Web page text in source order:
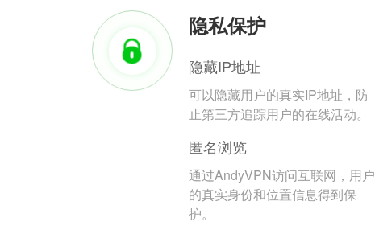
隐私保护
隐藏IP地址
可以隐藏用户的真实IP地址，防
止第三方追踪用户的在线活动。
匿名浏览
通过AndyVPN访问互联网，用户
的真实身份和位置信息得到保
护。